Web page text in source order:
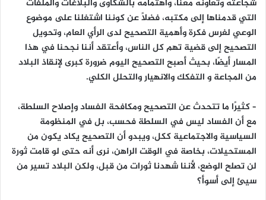
شجاعته وتعاونه معنا، واهتمامه بالشكاوى والبلاغات والملفات
التي قدمناها إلى مكتبه، فضلًا عن كوننا اشتغلنا على موضوع
الوعي لغرس فكرة وأهمية التصحيح لدى الرأي العام، وتحويل
التصحيح إلى قضية تهم كل الناس، وأعتقد أننا نجحنا في هذا
المسار أيضًا، بحيث أصبح التصحيح اليوم ضرورة كبرى لإنقاذ البلاد
من المجاعة و التفكك والانهيار والتحلل الكلي.
– كثيرًا ما تتحدث عن التصحيح ومكافحة الفساد وإصلاح السلطة،
مع أن الفساد ليس في السلطة فحسب، بل في المنظومة
السياسية والاجتماعية ككل، ويبدو أن التصحيح يكاد يكون من
المستحيلات، بخاصة في الوقت الراهن، نرى أنه حتى لو قامت ثورة
لن تصلح الوضع، لأننا شهدنا ثورات من قبل، ولكن البلاد تسير من
سيئ إلى أسوأ؟